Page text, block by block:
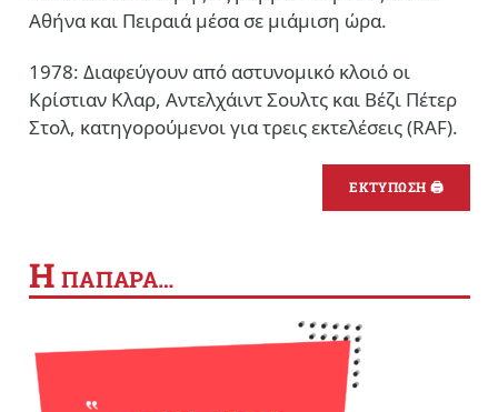
Αθήνα και Πειραιά μέσα σε μιάμιση ώρα.
1978: Διαφεύγουν από αστυνομικό κλοιό οι
Κρίστιαν Κλαρ, Αντελχάιντ Σουλτς και Βέζι Πέτερ
Στολ, κατηγορούμενοι για τρεις εκτελέσεις (RAF).
ΕΚΤΥΠΩΣΗ 🖨
Η ΠΑΠΑΡΑ…